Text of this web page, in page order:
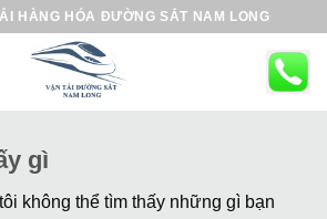
HÀNG HÓA ĐƯỜNG SẮT NAM LONG
gì
không thể tìm thấy những gì bạn